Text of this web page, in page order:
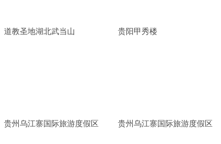
道教圣地湖北武当山 贵阳甲秀楼
贵州乌江寨国际旅游度假区 贵州乌江寨国际旅游度假区